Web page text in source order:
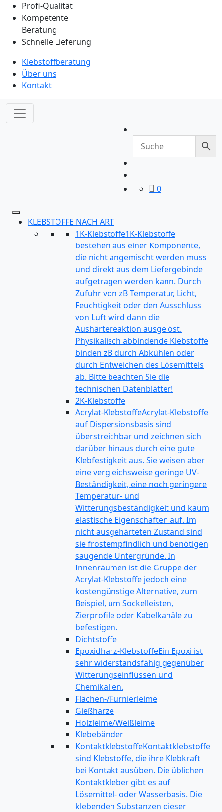
Profi-Qualität
Kompetente
Beratung
Schnelle Lieferung
Klebstoffberatung
Über uns
Kontakt
0
KLEBSTOFFE NACH ART
1K-Klebstoffe1K-Klebstoffe
bestehen aus einer Komponente,
die nicht angemischt werden muss
und direkt aus dem Liefergebinde
aufgetragen werden kann. Durch
Zufuhr von zB Temperatur, Licht,
Feuchtigkeit oder den Ausschluss
von Luft wird dann die
Aushärtereaktion ausgelöst.
Physikalisch abbindende Klebstoffe
binden zB durch Abkühlen oder
durch Entweichen des Lösemittels
ab. Bitte beachten Sie die
technischen Datenblätter!
2K-Klebstoffe
Acrylat-KlebstoffeAcrylat-Klebstoffe
auf Dispersionsbasis sind
überstreichbar und zeichnen sich
darüber hinaus durch eine gute
Klebfestigkeit aus. Sie weisen aber
eine vergleichsweise geringe UV-
Beständigkeit, eine noch geringere
Temperatur- und
Witterungsbeständigkeit und kaum
elastische Eigenschaften auf. Im
nicht ausgehärteten Zustand sind
sie frostempfindlich und benötigen
saugende Untergründe. In
Innenräumen ist die Gruppe der
Acrylat-Klebstoffe jedoch eine
kostengünstige Alternative, zum
Beispiel, um Sockelleisten,
Zierprofile oder Kabelkanäle zu
befestigen.
Dichtstoffe
Epoxidharz-KlebstoffeEin Epoxi ist
sehr widerstandsfähig gegenüber
Witterungseinflüssen und
Chemikalien.
Flächen-/Furnierleime
Gießharze
Holzleime/Weißleime
Klebebänder
KontaktklebstoffeKontaktklebstoffe
sind Klebstoffe, die ihre Klebkraft
bei Kontakt ausüben. Die üblichen
Kontaktkleber gibt es auf
Lösemittel- oder Wasserbasis. Die
klebenden Substanzen dieser